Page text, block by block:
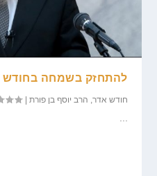
להתחזק בשמחה בחודש
חודש אדר הרב יוסף בן פורת |